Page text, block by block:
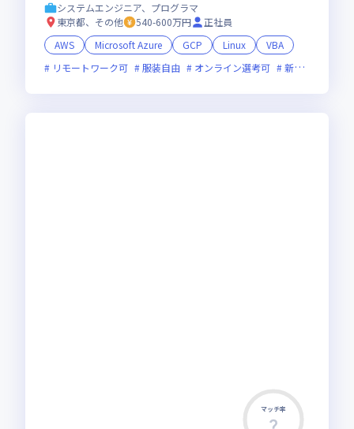
い行政大規模システム開発｜年間休日124日｜
AWS資格取得支援制度あり
システムエンジニア、プログラマ
東京都、その他
540-600万円
正社員
AWS
Microsoft Azure GCP Linux
VBA
リモートワーク可
服装自由 オンライン選考可 新技術に積極的
マッチ率